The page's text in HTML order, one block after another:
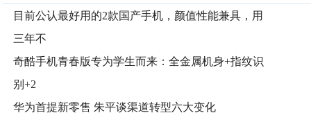
目前公认最好用的2款国产手机，颜值性能兼具，用
三年不
奇酷手机青春版专为学生而来：全金属机身+指纹识
别+2
华为首提新零售 朱平谈渠道转型六大变化